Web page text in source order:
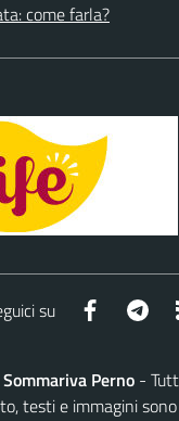
come farla?
su Facebook
Sommariva Perno-
testi e immagini